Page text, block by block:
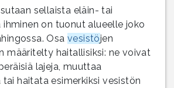
sellaista eläin- tai
ihminen on tuonut alueelle joko
Osa vesistöjen
määritelty haitallisiksi: ne voivat
lajeja, muuttaa
haitata esimerkiksi vesistön